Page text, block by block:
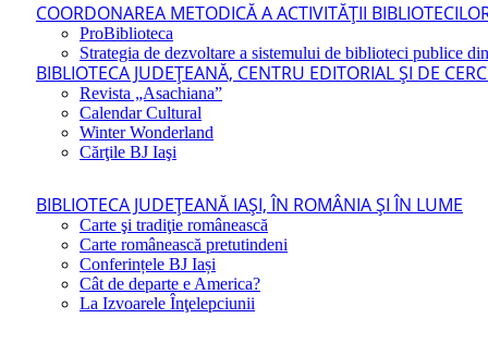
COORDONAREA METODICĂ A ACTIVITĂŢII
ProBiblioteca
Strategia de dezvoltare a sistemului de biblioteci publice
BIBLIOTECA JUDEŢEANĂ, CENTRU EDITORIAL ŞI DE
Revista „Asachiana”
Calendar Cultural
Winter Wonderland
Cărţile BJ Iaşi
BIBLIOTECA JUDEŢEANĂ IAŞI, ÎN ROMÂNIA ŞI ÎN LUME
Carte şi tradiţie românească
Carte românească pretutindeni
Conferințele BJ Iași
Cât de departe e America?
La Izvoarele Înţelepciunii